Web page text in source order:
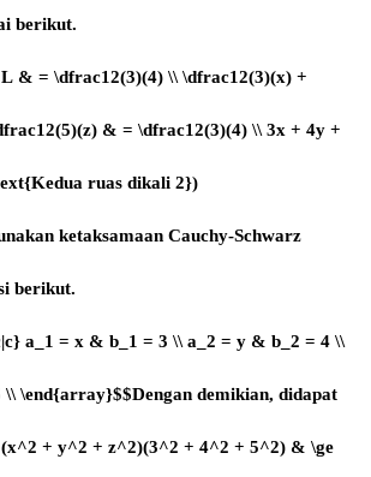
berikut.
& = \dfrac12(3)(4) \\ \dfrac12(3)(x) +
& = \dfrac12(3)(4) \\ 3x + 4y +
ruas dikali 2})
ketaksamaan Cauchy-Schwarz
berikut.
a_1 = x & b_1 = 3 \\ a_2 = y & b_2 = 4 \\
\end{array}$$Dengan demikian, didapat
+ y^2 + z^2)(3^2 + 4^2 + 5^2) & \ge